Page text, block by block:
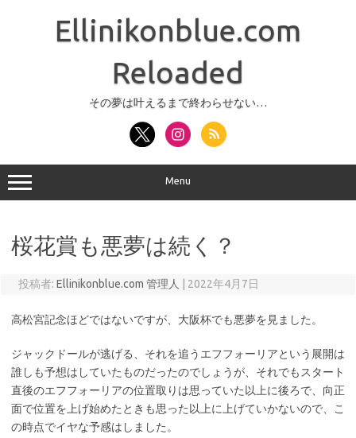
Ellinikonblue.com
Reloaded
その夢は叶えるまで終わらせない…
Menu
桜花賞も悪夢は続く？
投稿者: Ellinikonblue.com 管理人 2022年4月7日
高松宮記念ほどではないですが、大阪杯でも悪夢を見ました。
ジャックドールが逃げる、それを追うエフフォーリアという展開は
誰しも予想はしていたものだったのでしょうが、それでもスタート
直後のエフフォーリアの位置取りは思っていた以上に後ろで、向正
面で位置を上げ始めたときも思った以上に上げていかないので、こ
の時点でイヤな予感はしました。